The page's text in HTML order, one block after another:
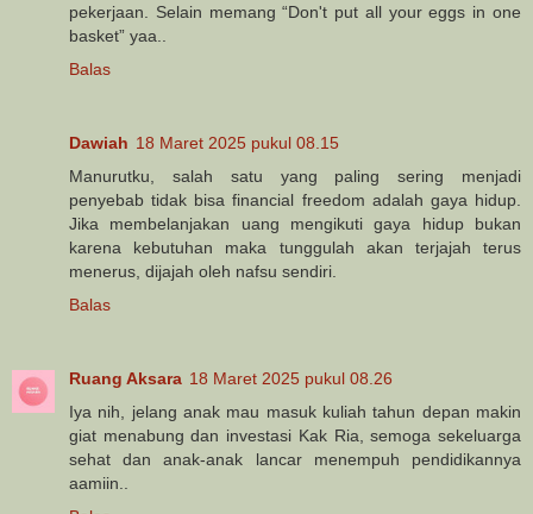
pekerjaan. Selain memang “Don't put all your eggs in one
basket” yaa..
Balas
Dawiah 18 Maret 2025 pukul 08.15
Manurutku, salah satu yang paling sering menjadi
penyebab tidak bisa financial freedom adalah gaya hidup.
Jika membelanjakan uang mengikuti gaya hidup bukan
karena kebutuhan maka tunggulah akan terjajah terus
menerus, dijajah oleh nafsu sendiri.
Balas
Ruang Aksara 18 Maret 2025 pukul 08.26
Iya nih, jelang anak mau masuk kuliah tahun depan makin
giat menabung dan investasi Kak Ria, semoga sekeluarga
sehat dan anak-anak lancar menempuh pendidikannya
aamiin..